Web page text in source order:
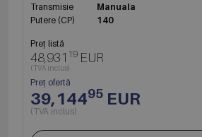
Transmisie
Manuala
Putere (CP)
140
Preț listă
48,931 19 EUR
(TVA inclus)
Preț ofertă
39,14495 EUR
(TVA inclus)